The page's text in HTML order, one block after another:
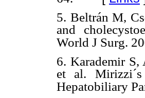
5. Beltrán M,
and
World J Surg.
6. Karademir
et al. Mirizzi´s
Hepatobiliary